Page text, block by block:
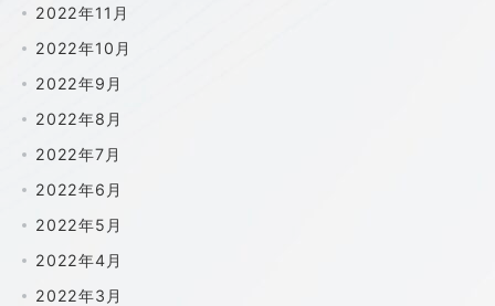
2022年11月
2022年10月
2022年9月
2022年8月
2022年7月
2022年6月
2022年5月
2022年4月
2022年3月